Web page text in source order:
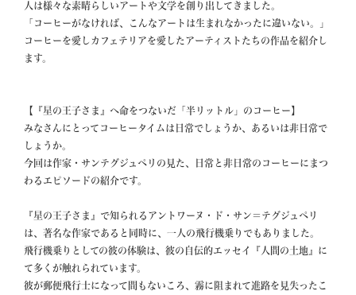
人は様々な素晴らしいアートや文学を創り出してきました。
「コーヒーがなければ、こんなアートは生まれなかったに違いない。」
コーヒーを愛しカフェテリアを愛したアーティストたちの作品を紹介し
ます。
【『星の王子さま』へ命をつないだ「半リットル」のコーヒー】
みなさんにとってコーヒータイムは日常でしょうか、あるいは非日常で
しょうか。
今回は作家・サンテグジュペリの見た、日常と非日常のコーヒーにまつ
わるエピソードの紹介です。
『星の王子さま』で知られるアントワーヌ・ド・サン＝テグジュペリ
は、著名な作家であると同時に、一人の飛行機乗りでもありました。
飛行機乗りとしての彼の体験は、彼の自伝的エッセイ『人間の土地』に
て多くが触れられています。
彼が郵便飛行士になって間もないころ、霧に阻まれて進路を見失ったこ